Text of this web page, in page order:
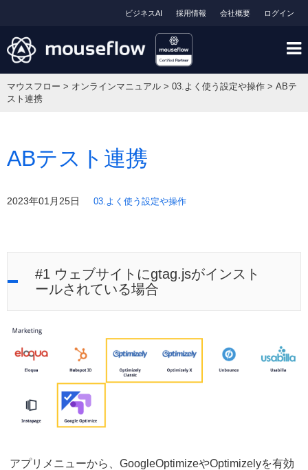
ログイン
会社概要
採用情報
ビジネスAI
マウスフロー > オンラインマニュアル > 03.よく使う設定や操作 > ABテ
スト連携
ABテスト連携
2023年01月25日 03.よく使う設定や操作
#1 ウェブサイトにgtag.jsがインスト
ールされている場合
アプリメニューから、GoogleOptimizeやOptimizelyを有効